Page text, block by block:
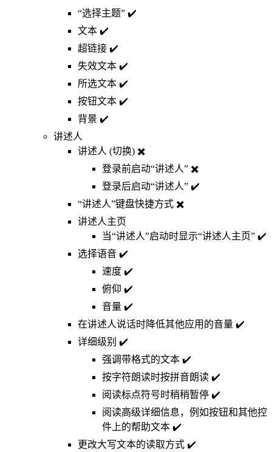
“选择主题” ✔️
文本 ✔️
超链接 ✔️
失效文本 ✔️
所选文本 ✔️
按钮文本 ✔️
背景 ✔️
讲述人
讲述人 (切换) ✖️
登录前启动“讲述人” ✖️
登录后启动“讲述人” ✔️
“讲述人”键盘快捷方式 ✖️
讲述人主页
当“讲述人”启动时显示“讲述人主页” ✔️
选择语音 ✔️
速度 ✔️
俯仰 ✔️
音量 ✔️
在讲述人说话时降低其他应用的音量 ✔️
详细级别 ✔️
强调带格式的文本 ✔️
按字符朗读时按拼音朗读 ✔️
阅读标点符号时稍稍暂停 ✔️
阅读高级详细信息，例如按钮和其他控
件上的帮助文本 ✔️
更改大写文本的读取方式 ✔️